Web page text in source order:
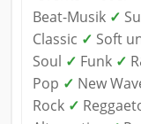
Beat-Musik ✓
Classic ✓ Soft
Soul ✓ Funk ✓
Pop ✓ New
Rock ✓